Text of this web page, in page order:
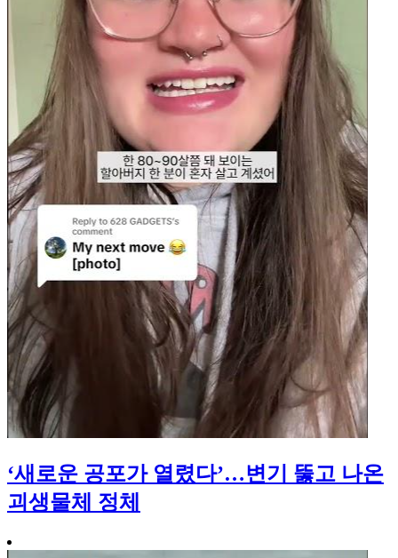
‘새로운 공포가 열렸다’…변기 뚫고 나온
괴생물체 정체